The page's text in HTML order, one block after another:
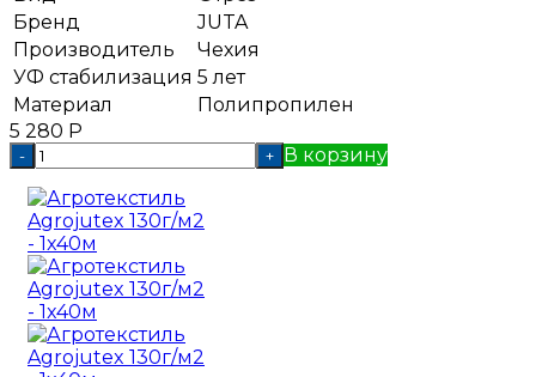
Бренд
JUTA
Производитель
Чехия
УФ стабилизация 5 лет
Материал
Полипропилен
5 280 Р
- + В корзину